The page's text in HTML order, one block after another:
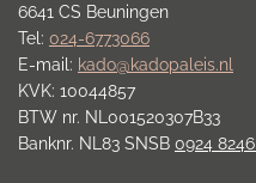
6641 CS Beuningen
Tel: 024-6773066
E-mail: kado@kadopaleis.nl
KVK: 10044857
BTW nr. NL001520307B33
Banknr. NL83 SNSB 0924